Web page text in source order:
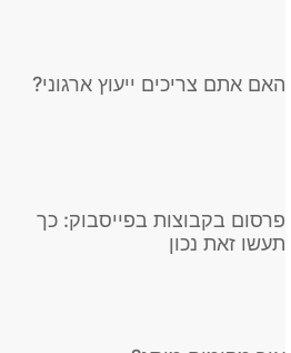
האם אתם צריכים ייעוץ ארגוני?
פרסום בקבוצות בפייסבוק: כך
תעשו זאת נכון